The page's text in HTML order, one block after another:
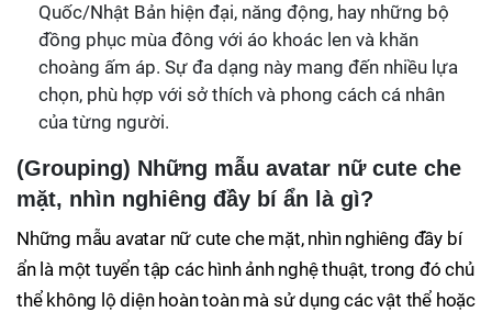
Quốc/Nhật Bản hiện đại, năng động, hay những bộ
đồng phục mùa đông với áo khoác len và khăn
choàng ấm áp. Sự đa dạng này mang đến nhiều lựa
chọn, phù hợp với sở thích và phong cách cá nhân
của từng người.
(Grouping) Những mẫu avatar nữ cute che
mặt, nhìn nghiêng đầy bí ẩn là gì?
Những mẫu avatar nữ cute che mặt, nhìn nghiêng đầy bí
ẩn là một tuyển tập các hình ảnh nghệ thuật, trong đó chủ
thể không lộ diện hoàn toàn mà sử dụng các vật thể hoặc